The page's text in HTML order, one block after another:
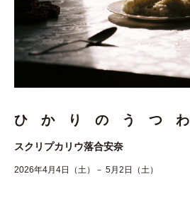
ひ か り の う つ わ
スクリプカリウ落合安奈
2026年4月4日（土）－ 5月2日（土）